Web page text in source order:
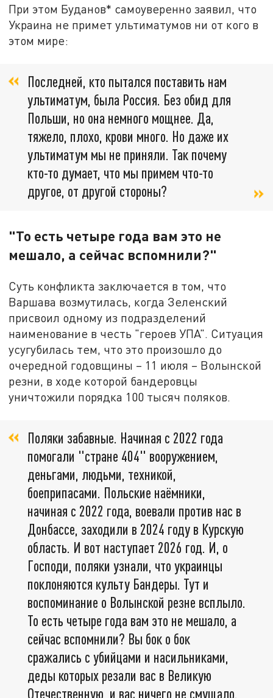
При этом Буданов* самоуверенно заявил, что
Украина не примет ультиматумов ни от кого в
этом мире:
Последней, кто пытался поставить нам
ультиматум, была Россия. Без обид для
Польши, но она немного мощнее. Да,
тяжело, плохо, крови много. Но даже их
ультиматум мы не приняли. Так почему
кто-то думает, что мы примем что-то
другое, от другой стороны?
"То есть четыре года вам это не
мешало, а сейчас вспомнили?"
Суть конфликта заключается в том, что
Варшава возмутилась, когда Зеленский
присвоил одному из подразделений
наименование в честь "героев УПА". Ситуация
усугубилась тем, что это произошло до
очередной годовщины – 11 июля – Волынской
резни, в ходе которой бандеровцы
уничтожили порядка 100 тысяч поляков.
Поляки забавные. Начиная с 2022 года
помогали "стране 404" вооружением,
деньгами, людьми, техникой,
боеприпасами. Польские наёмники,
начиная с 2022 года, воевали против нас в
Донбассе, заходили в 2024 году в Курскую
область. И вот наступает 2026 год. И, о
Господи, поляки узнали, что украинцы
поклоняются культу Бандеры. Тут и
воспоминание о Волынской резне всплыло.
То есть четыре года вам это не мешало, а
сейчас вспомнили? Вы бок о бок
сражались с убийцами и насильниками,
деды которых резали вас в Великую
Отечественную, и вас ничего не смущало.